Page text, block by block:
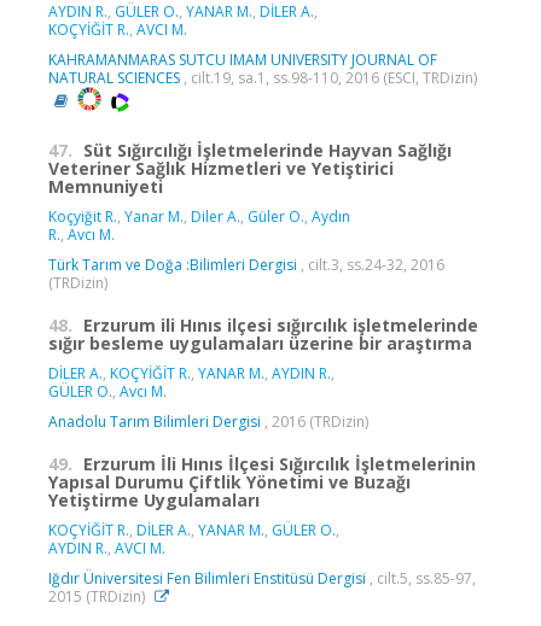
AYDIN R., GÜLER O., YANAR M., DİLER A.,
KOÇYİĞİT R., AVCI M.
KAHRAMANMARAS SUTCU IMAM UNIVERSITY JOURNAL OF
NATURAL SCIENCES , cilt.19, sa.1, ss.98-110, 2016 (ESCI, TRDizin)
47. Süt Sığırcılığı İşletmelerinde Hayvan Sağlığı
Veteriner Sağlık Hizmetleri ve Yetiştirici
Memnuniyeti
Koçyiğit R., Yanar M., Diler A., Güler O., Aydın
R., Avcı M.
Türk Tarım ve Doğa :Bilimleri Dergisi , cilt.3, ss.24-32, 2016
(TRDizin)
48. Erzurum ili Hınıs ilçesi sığırcılık işletmelerinde
sığır besleme uygulamaları üzerine bir araştırma
DİLER A., KOÇYİĞİT R., YANAR M., AYDIN R.,
GÜLER O., Avcı M.
Anadolu Tarım Bilimleri Dergisi , 2016 (TRDizin)
49. Erzurum İli Hınıs İlçesi Sığırcılık İşletmelerinin
Yapısal Durumu Çiftlik Yönetimi ve Buzağı
Yetiştirme Uygulamaları
KOÇYİĞİT R., DİLER A., YANAR M., GÜLER O.,
AYDIN R., AVCI M.
Iğdır Üniversitesi Fen Bilimleri Enstitüsü Dergisi , cilt.5, ss.85-97,
2015 (TRDizin)